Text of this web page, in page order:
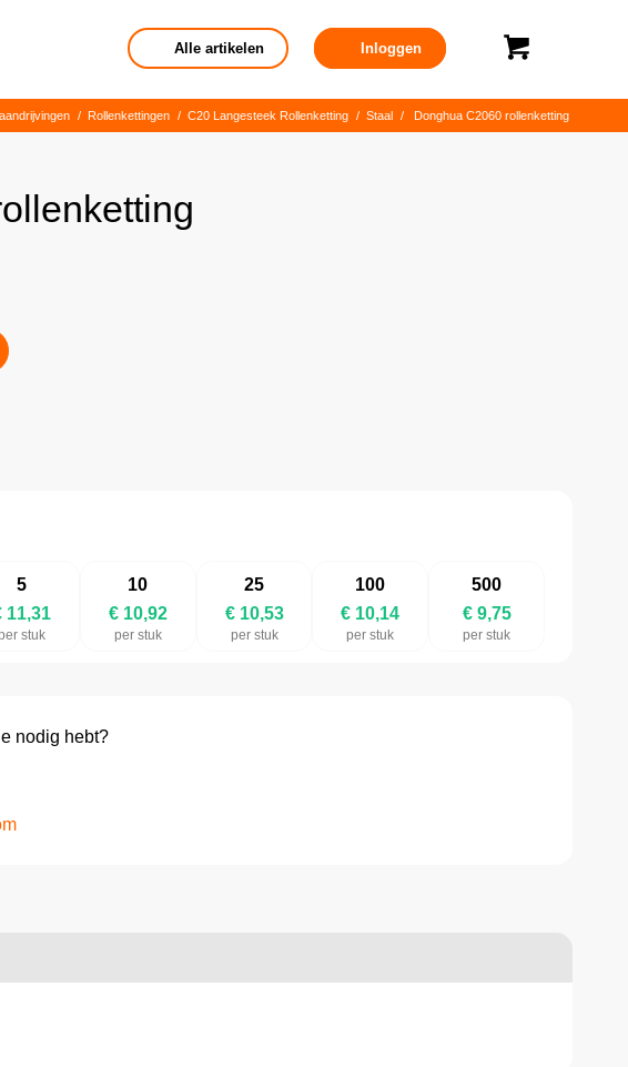
Alle artikelen Inloggen
/ Rollenkettingen / C20 Langesteek Rollenketting / Staal / Donghua C2060 rollenketting
5
11,31
stuk
10
€ 10,92
per stuk
25
€ 10,53
per stuk
100
€ 10,14
per stuk
500
€ 9,75
per stuk
nodig hebt?